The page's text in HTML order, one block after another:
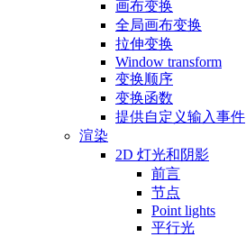
画布变换
全局画布变换
拉伸变换
Window transform
变换顺序
变换函数
提供自定义输入事件
渲染
2D 灯光和阴影
前言
节点
Point lights
平行光